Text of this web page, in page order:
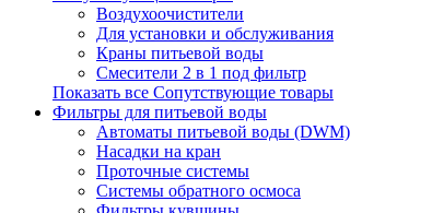
Воздухоочистители
Для установки и обслуживания
Краны питьевой воды
Смесители 2 в 1 под фильтр
Показать все Сопутствующие товары
Фильтры для питьевой воды
Автоматы питьевой воды (DWM)
Насадки на кран
Проточные системы
Системы обратного осмоса